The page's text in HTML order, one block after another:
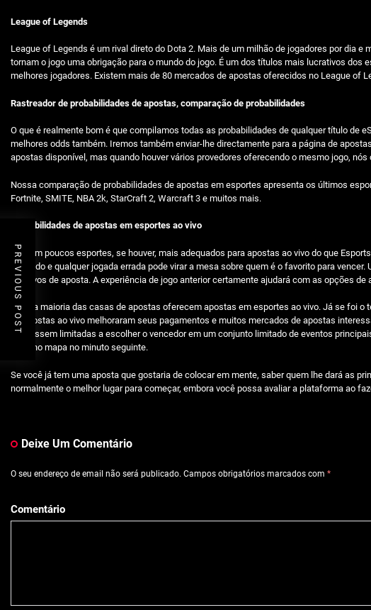
League of Legends
League of Legends é um rival direto do Dota 2. Mais de um milhão de jogadores por dia
tornam o jogo uma obrigação para o mundo do jogo. É um dos títulos mais lucrativos
melhores jogadores. Existem mais de 80 mercados de apostas oferecidos no League of
Rastreador de probabilidades de apostas, comparação de probabilidades
O que é realmente bom é que compilamos todas as probabilidades de qualquer título de
melhores odds também. Iremos também enviar-lhe directamente para a página de
apostas disponível, mas quando houver vários provedores oferecendo o mesmo jogo,
Nossa comparação de probabilidades de apostas em esportes apresenta os últimos
Fortnite, SMITE, NBA 2k, StarCraft 2, Warcraft 3 e muitos mais.
Probabilidades de apostas em esportes ao vivo
Existem poucos esportes, se houver, mais adequados para apostas ao vivo do que
segundo e qualquer jogada errada pode virar a mesa sobre quem é o favorito para
positivos de aposta. A experiência de jogo anterior certamente ajudará com as opções
Hoje, a maioria das casas de apostas oferecem apostas em esportes ao vivo. Já se foi
de apostas ao vivo melhoraram seus pagamentos e muitos mercados de apostas
estivessem limitadas a escolher o vencedor em um conjunto limitado de eventos
lugar no mapa no minuto seguinte.
Se você já tem uma aposta que gostaria de colocar em mente, saber quem lhe dará as
normalmente o melhor lugar para começar, embora você possa avaliar a plataforma ao
Deixe Um Comentário
O seu endereço de email não será publicado. Campos obrigatórios marcados com *
Comentário
PREVIOUS POST